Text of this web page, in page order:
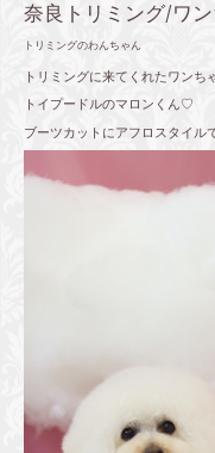
奈良トリミング/ワ
トリミングのわんちゃん
トリミングに来てくれたワンち
トイプードルのマロンくん♡
ブーツカットにアフロスタイル